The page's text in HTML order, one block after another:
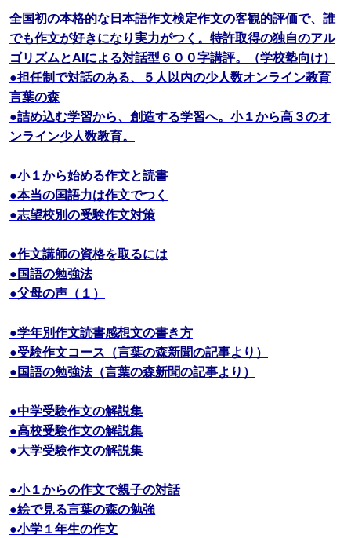
全国初の本格的な日本語作文検定作文の客観的評価で、誰
でも作文が好きになり実力がつく。特許取得の独自のアル
ゴリズムとAIによる対話型６００字講評。（学校塾向け）
●担任制で対話のある、５人以内の少人数オンライン教育
言葉の森
●詰め込む学習から、創造する学習へ。小１から高３のオ
ンライン少人数教育。
●小１から始める作文と読書
●本当の国語力は作文でつく
●志望校別の受験作文対策
●作文講師の資格を取るには
●国語の勉強法
●父母の声（１）
●学年別作文読書感想文の書き方
●受験作文コース（言葉の森新聞の記事より）
●国語の勉強法（言葉の森新聞の記事より）
●中学受験作文の解説集
●高校受験作文の解説集
●大学受験作文の解説集
●小１からの作文で親子の対話
●絵で見る言葉の森の勉強
●小学１年生の作文